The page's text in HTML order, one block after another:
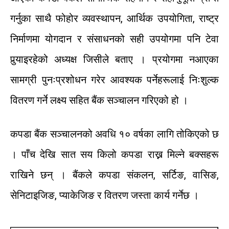
गर्नुका साथैफोहोर व्यवस्थापन,आर्थिक उपयोगिता,राष्ट्र
निर्माणमा योगदान र संसाधनको सही उपयोगमा पनि टेवा
पुर्‍याइरहेको अध्यक्ष जिसीलेबताए । प्रयोगमा नआएका
सामग्री पुनःप्रशोधन गरेर आवश्यक पर्नेहरूलाई निःशुल्क
वितरण गर्ने लक्ष्य सहित बैंक सञ्चालन गरिएकोहो ।
कपडा बैंक सञ्चालनको अवधि १० वर्षका लागि तोकिएको छ
। पाँच देखि सात सय किलो कपडा राख्न मिल्ने बक्सहरू
राखिने छन् ।बैंकले कपडा संकलन,सर्टिङ,वासिङ,
सेनिटाइजिङ,प्याकेजिङ र वितरण जस्ता कार्य गर्नेछ ।